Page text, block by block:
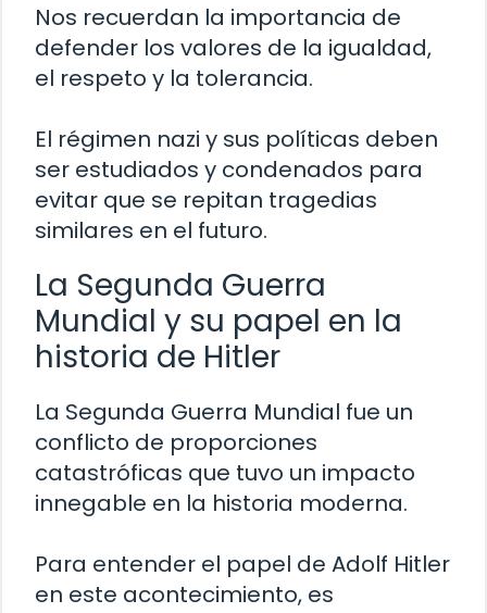
Nos recuerdan la importancia de
defender los valores de la igualdad,
el respeto y la tolerancia.
El régimen nazi y sus políticas deben
ser estudiados y condenados para
evitar que se repitan tragedias
similares en el futuro.
La Segunda Guerra
Mundial y su papel en la
historia de Hitler
La Segunda Guerra Mundial fue un
conflicto de proporciones
catastróficas que tuvo un impacto
innegable en la historia moderna.
Para entender el papel de Adolf Hitler
en este acontecimiento, es